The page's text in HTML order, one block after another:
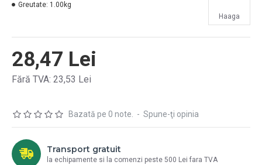
Bazată pe 0 note. - Spune-ţi opinia
28,47 Lei
Fără TVA: 23,53 Lei
Greutate: 1.00kg
Haaga
Transport gratuit
la echipamente si la comenzi peste 500 Lei fara TVA